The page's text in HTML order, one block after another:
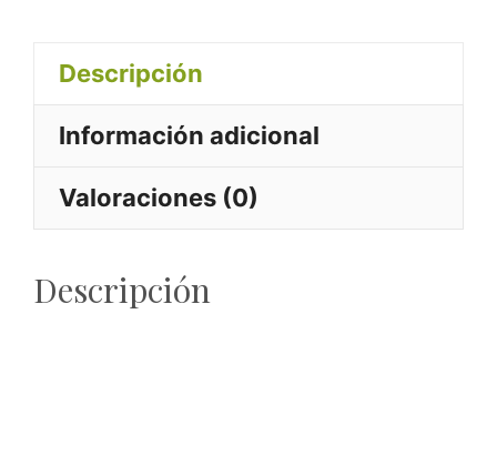
Descripción
Información adicional
Valoraciones (0)
Descripción